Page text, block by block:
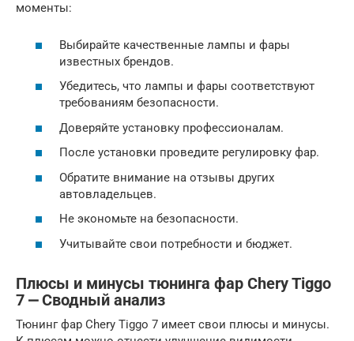
моменты:
Выбирайте качественные лампы и фары
известных брендов.
Убедитесь, что лампы и фары соответствуют
требованиям безопасности.
Доверяйте установку профессионалам.
После установки проведите регулировку фар.
Обратите внимание на отзывы других
автовладельцев.
Не экономьте на безопасности.
Учитывайте свои потребности и бюджет.
Плюсы и минусы тюнинга фар Chery Tiggo
7 ⎼ Сводный анализ
Тюнинг фар Chery Tiggo 7 имеет свои плюсы и минусы.